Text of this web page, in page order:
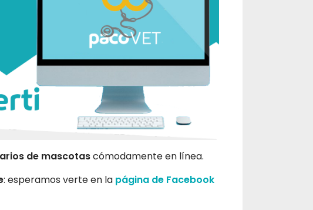
de mascotascómodamente en línea.
: esperamos verte en la página de Facebook